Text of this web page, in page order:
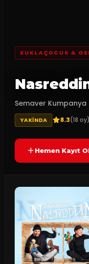
KUKLAÇOCUK &
Semaver Kumpanya
YAKINDA 8.3(18
Hemen Kayıt